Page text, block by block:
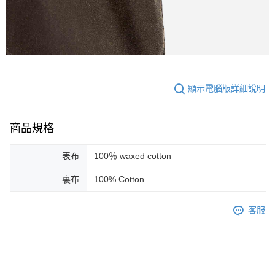
顯示電腦版詳細說明
商品規格
表布 100％ waxed cotton
裏布 100% Cotton
客服